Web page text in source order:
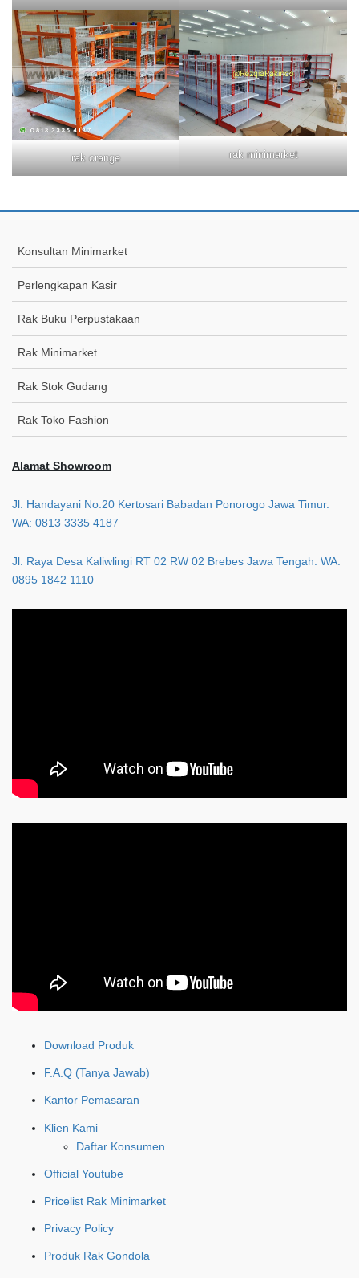
rak orange rak minimarket
Konsultan Minimarket
Perlengkapan Kasir
Rak Buku Perpustakaan
Rak Minimarket
Rak Stok Gudang
Rak Toko Fashion
Alamat Showroom
Jl. Handayani No.20 Kertosari Babadan Ponorogo Jawa Timur.
WA: 0813 3335 4187
Jl. Raya Desa Kaliwlingi RT 02 RW 02 Brebes Jawa Tengah. WA:
0895 1842 1110
Download Produk
F.A.Q (Tanya Jawab)
Kantor Pemasaran
Klien Kami
Daftar Konsumen
Official Youtube
Pricelist Rak Minimarket
Privacy Policy
Produk Rak Gondola